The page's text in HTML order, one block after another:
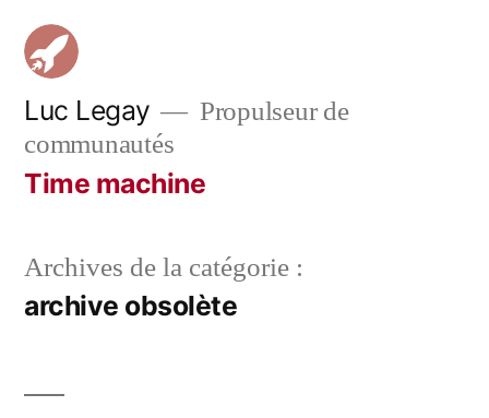
Aller
contenu
Luc Legay
Propulseur de
communautés
Time machine
Archives de la catégorie :
archive obsolète